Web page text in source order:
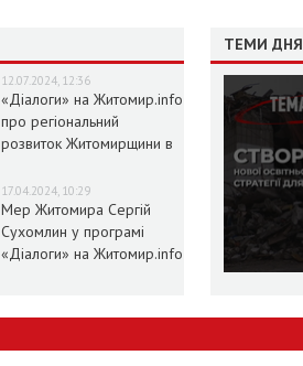
12.07.2024, 12:36
«Діалоги» на Житомир.info
про регіональний
розвиток Житомирщини в
17.04.2024, 10:29
Мер Житомира Сергій
Сухомлин у програмі
«Діалоги» на Житомир.info
ТЕМИ ДНЯ